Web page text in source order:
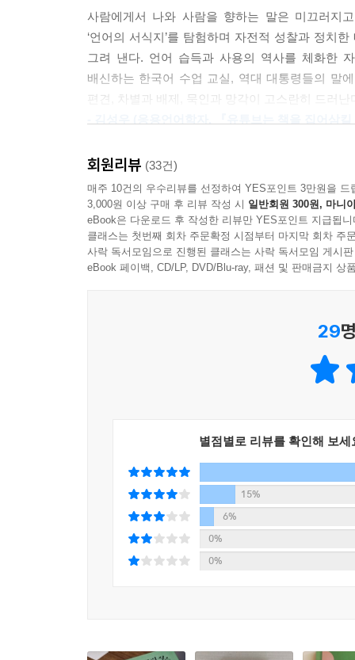
얼마 전 한 지인에게 이런 말을 들었다. “나는 제
말 같아요.” “네?” 아! 아니나 다를까 인터넷에서
담긴 말조차도 ‘예쁘고’ ‘팬시’하게, 오리엔탈리
라’라고 경고할 때 쓰는 말이에요. 저는 대학에 들
질문을 듣자마자 할머니가 하신 첫 말씀이 ‘속솜허
뺄셈의 명명법은 소위 ‘이대남(이십대 남성의 줄
는 범주에 들어갈 수 없다고 선언하는 것 같다. 그
연하게 연결되어 있다고 알려 준다. 참새 같은 가
대남. ‘반페미니즘’이라는 하나의 의미 성분만 가
“너희는 이제 포위되었다”라고 외치는 이름. 글쎄
--- p.125~126
그녀에게 이름은 없는 것이나 마찬가지다. 그녀에
“-에: 「조사」명사와 결합하여 사물이나 건물, 장
수 있는가? 그녀는 이런 ‘-에’를 이용해 세탁기가
요? 서랍 안에 있어요. 어느 서랍에 있어요? 침대
조사 ‘-에’가 제시된 이 교재의 세계에서 장소란
체가 집 안에만 머물도록 설계되어 있다. 새롭게
--- p.171~173
정지 버튼을 누르고 살펴보다
한국 사람들은 단일 언어 세계에 살고 있을까?
당연한 걸 왜 묻지?’라는 생각이 든다면, 다음
너무나 당연하고 자연스러운 언어, 자신의 모어이
세계는 생각보다 낯설고 기이한 모습이다. 제주
편지투를 따라해 편지를 쓰는 모습. ‘미싱’ ‘오함
(변비)’ ‘가스 아웃’ 같은 의료 현장의 언어는 신
전파되는 것은 아닐 텐데 오로지 한국어로만 긴급
| “끊임없이 변하는 관계 속에서 말들의 의미는
언어-사람-사회의 관계를 그려 보려는 시도
이 책은 사회언어학자 백승주가 2020년부터 [한
그리고 추도문 등을 함께 묶은 것이다. 1장부터
고스란히 반영하는 ‘지금, 여기’ 말들의 풍경,
중심으로 여러 갈래로 퍼져 있던 이야기는 결국 ‘
사람에게서 나와 사람을 향하는 말은 미끄러지
‘언어의 서식지’를 탐험하며 자전적 성찰과 정치
그려 낸다. 언어 습득과 사용의 역사를 체화한
배신하는 한국어 수업 교실, 역대 대통령들의 말
편견, 차별과 배제, 묵인과 망각이 고스란히 드러난
회원리뷰 (33건)
매주 10건의 우수리뷰를 선정하여 YES포인트 3만원을 드
3,000원 이상 구매 후 리뷰 작성 시 일반회원 300원, 마니
eBook은 다운로드 후 작성한 리뷰만 YES포인트 지급됩니
클래스는 첫번째 회차 주문확정 시점부터 마지막 회차 주
사락 독서모임으로 진행된 클래스는 사락 독서모임 게시
eBook 페이백, CD/LP, DVD/Blu-ray, 패션 및 판매금지 상
29
별점별로 리뷰를 확인해 보세
15%
6%
0%
0%